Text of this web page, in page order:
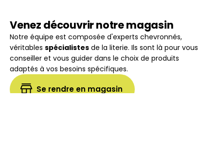
Venez découvrir notre magasin
Notre équipe est composée d'experts chevronnés,
véritables spécialistes de la literie. Ils sont là pour vous
conseiller et vous guider dans le choix de produits
adaptés à vos besoins spécifiques.
Se rendre en magasin